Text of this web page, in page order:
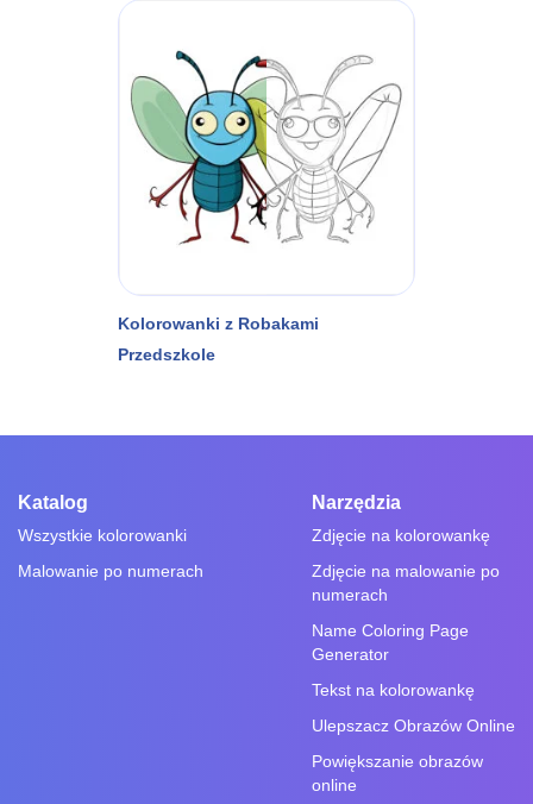
Kolorowanki z Robakami
Przedszkole
Katalog
Wszystkie kolorowanki
Malowanie po numerach
Narzędzia
Zdjęcie na kolorowankę
Zdjęcie na malowanie po
numerach
Name Coloring Page
Generator
Tekst na kolorowankę
Ulepszacz Obrazów Online
Powiększanie obrazów
online